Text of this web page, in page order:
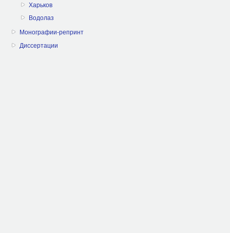
Харьков
Водолаз
Монографии-репринт
Диссертации